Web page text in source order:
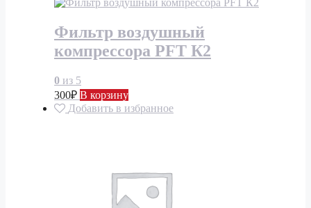
Фильтр воздушный
компрессора PFT К2
0 из 5
300₽ В корзину
Добавить в избранное